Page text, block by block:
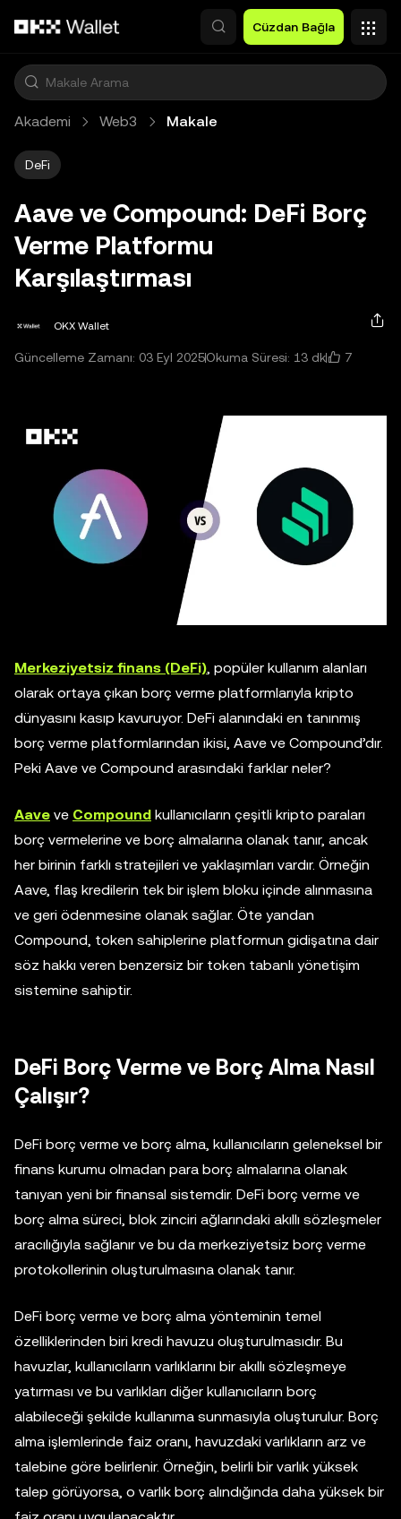
Cüzdan Bağla
Akademi Web3 Makale
DeFi
Aave ve Compound: DeFi Borç
Verme Platformu
Karşılaştırması
OKX Wallet
Güncelleme Zamanı: 03 Eyl 2025Okuma Süresi: 13 dk 7
Merkeziyetsiz finans (DeFi), popüler kullanım alanları
olarak ortaya çıkan borç verme platformlarıyla kripto
dünyasını kasıp kavuruyor. DeFi alanındaki en tanınmış
borç verme platformlarından ikisi, Aave ve Compound’dır.
Peki Aave ve Compound arasındaki farklar neler?
Aave ve Compound kullanıcıların çeşitli kripto paraları
borç vermelerine ve borç almalarına olanak tanır, ancak
her birinin farklı stratejileri ve yaklaşımları vardır. Örneğin
Aave, flaş kredilerin tek bir işlem bloku içinde alınmasına
ve geri ödenmesine olanak sağlar. Öte yandan
Compound, token sahiplerine platformun gidişatına dair
söz hakkı veren benzersiz bir token tabanlı yönetişim
sistemine sahiptir.
DeFi Borç Verme ve Borç Alma Nasıl
Çalışır?
DeFi borç verme ve borç alma, kullanıcıların geleneksel bir
finans kurumu olmadan para borç almalarına olanak
tanıyan yeni bir finansal sistemdir. DeFi borç verme ve
borç alma süreci, blok zinciri ağlarındaki akıllı sözleşmeler
aracılığıyla sağlanır ve bu da merkeziyetsiz borç verme
protokollerinin oluşturulmasına olanak tanır.
DeFi borç verme ve borç alma yönteminin temel
özelliklerinden biri kredi havuzu oluşturulmasıdır. Bu
havuzlar, kullanıcıların varlıklarını bir akıllı sözleşmeye
yatırması ve bu varlıkları diğer kullanıcıların borç
alabileceği şekilde kullanıma sunmasıyla oluşturulur. Borç
alma işlemlerinde faiz oranı, havuzdaki varlıkların arz ve
talebine göre belirlenir. Örneğin, belirli bir varlık yüksek
talep görüyorsa, o varlık borç alındığında daha yüksek bir